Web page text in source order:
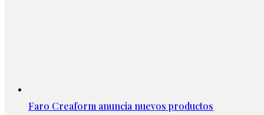
Faro Creaform anuncia nuevos productos